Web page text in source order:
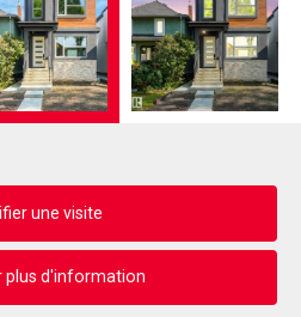
une visite
plus d'information